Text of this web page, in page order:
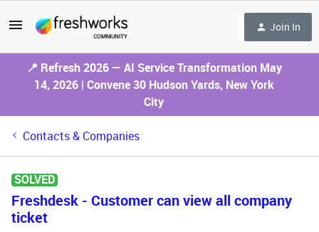
Join In
📍 Refresh 2026 — AI Service Transformation May
14, 2026 | Convene 30 Hudson Yards, New York
City
Contacts & Companies
SOLVED
Freshdesk - Customer can view all company
ticket